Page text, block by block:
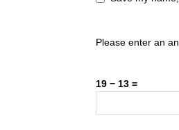
Please enter an
19 − 13 =